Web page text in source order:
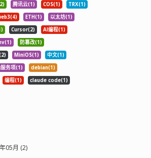
腾讯云(1) COS(1)
TRX(1)
ETH(1)
以太坊(1)
Cursor(2)
AI编程(1)
防篡改(1)
MiniOS(1)
中文(1)
务项(1)
debian(1)
编程(1)
claude code(1)
05月 (2)